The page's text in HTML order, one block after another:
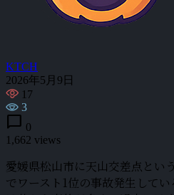
KTCH
2026年5月9日
17
3
chat_bubble 0
1,662 views
愛媛県松山市に天山交差点とい
でワースト1位の事故発生して